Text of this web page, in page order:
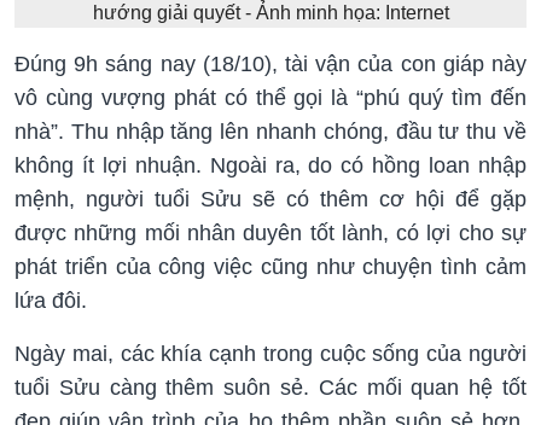
hướng giải quyết - Ảnh minh họa: Internet
Đúng 9h sáng nay (18/10), tài vận của con giáp này
vô cùng vượng phát có thể gọi là “phú quý tìm đến
nhà”. Thu nhập tăng lên nhanh chóng, đầu tư thu về
không ít lợi nhuận. Ngoài ra, do có hồng loan nhập
mệnh, người tuổi Sửu sẽ có thêm cơ hội để gặp
được những mối nhân duyên tốt lành, có lợi cho sự
phát triển của công việc cũng như chuyện tình cảm
lứa đôi.
Ngày mai, các khía cạnh trong cuộc sống của người
tuổi Sửu càng thêm suôn sẻ. Các mối quan hệ tốt